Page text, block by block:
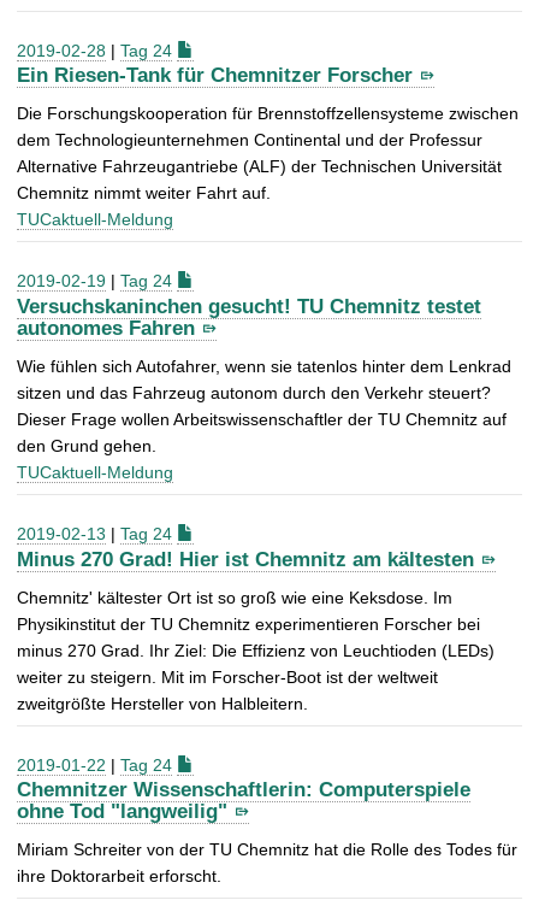
2019-02-28 | Tag 24
Ein Riesen-Tank für Chemnitzer Forscher
Die Forschungskooperation für Brennstoffzellensysteme zwischen
dem Technologieunternehmen Continental und der Professur
Alternative Fahrzeugantriebe (ALF) der Technischen Universität
Chemnitz nimmt weiter Fahrt auf.
TUCaktuell-Meldung
2019-02-19 | Tag 24
Versuchskaninchen gesucht! TU Chemnitz testet
autonomes Fahren
Wie fühlen sich Autofahrer, wenn sie tatenlos hinter dem Lenkrad
sitzen und das Fahrzeug autonom durch den Verkehr steuert?
Dieser Frage wollen Arbeitswissenschaftler der TU Chemnitz auf
den Grund gehen.
TUCaktuell-Meldung
2019-02-13 | Tag 24
Minus 270 Grad! Hier ist Chemnitz am kältesten
Chemnitz' kältester Ort ist so groß wie eine Keksdose. Im
Physikinstitut der TU Chemnitz experimentieren Forscher bei
minus 270 Grad. Ihr Ziel: Die Effizienz von Leuchtioden (LEDs)
weiter zu steigern. Mit im Forscher-Boot ist der weltweit
zweitgrößte Hersteller von Halbleitern.
2019-01-22 | Tag 24
Chemnitzer Wissenschaftlerin: Computerspiele
ohne Tod "langweilig"
Miriam Schreiter von der TU Chemnitz hat die Rolle des Todes für
ihre Doktorarbeit erforscht.